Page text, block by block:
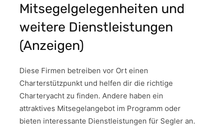
Mitsegelgelegenheiten und
weitere Dienstleistungen
(Anzeigen)
Diese Firmen betreiben vor Ort einen
Charterstützpunkt und helfen dir die richtige
Charteryacht zu finden. Andere haben ein
attraktives Mitsegelangebot im Programm oder
bieten interessante Dienstleistungen für Segler an.